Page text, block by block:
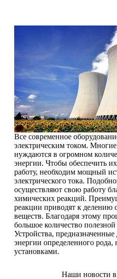
Все современное
электрическим током.
нуждаются в огромном
энергии. Чтобы обеспечить
работу, необходим мощный
электрического тока.
осуществляют свою работу
химических реакций.
реакции приводят к делению
веществ. Благодаря этому
большое количество
Устройства,
энергии определенного
установками.
Наши новости